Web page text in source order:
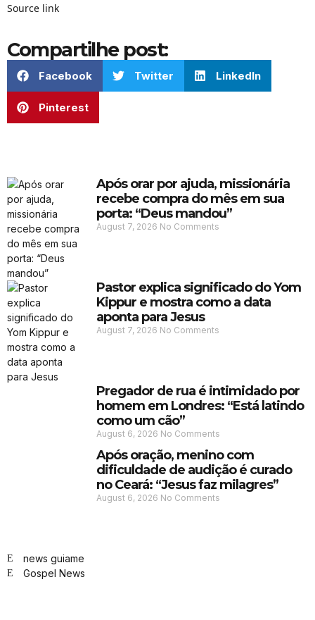
Source link
Compartilhe post:
Facebook Twitter LinkedIn
Pinterest
Após orar por ajuda, missionária
recebe compra do mês em sua
porta: “Deus mandou”
August 7, 2026 No Comments
Pastor explica significado do Yom
Kippur e mostra como a data
aponta para Jesus
August 7, 2026 No Comments
Pregador de rua é intimidado por
homem em Londres: “Está latindo
como um cão”
August 6, 2026 No Comments
Após oração, menino com
dificuldade de audição é curado
no Ceará: “Jesus faz milagres”
August 6, 2026 No Comments
news guiame
Gospel News